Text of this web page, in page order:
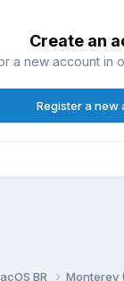
Create an
a new account in
Register a new
BR Monterey